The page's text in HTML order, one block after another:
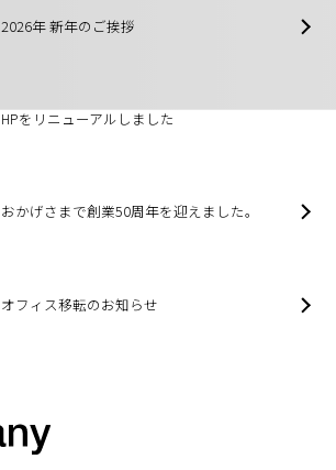
2026年 新年のご挨拶
HPをリニューアルしました
おかげさまで創業50周年を迎えました。
オフィス移転のお知らせ